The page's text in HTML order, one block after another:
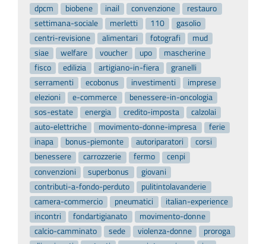
dpcm
biobene inail convenzione
restauro
settimana-sociale
merletti 110
gasolio
centri-revisione
alimentari fotografi
mud
siae
welfare voucher upo
mascherine
fisco
edilizia artigiano-in-fiera
granelli
serramenti
ecobonus investimenti
imprese
elezioni
e-commerce
benessere-in-oncologia
sos-estate
energia credito-imposta
calzolai
auto-elettriche
movimento-donne-impresa
ferie
inapa
bonus-piemonte autoriparatori
corsi
benessere
carrozzerie fermo
cenpi
convenzioni
superbonus
giovani
contributi-a-fondo-perduto
pulitintolavanderie
camera-commercio
pneumatici
italian-experience
incontri
fondartigianato
movimento-donne
calcio-camminato
sede violenza-donne
proroga